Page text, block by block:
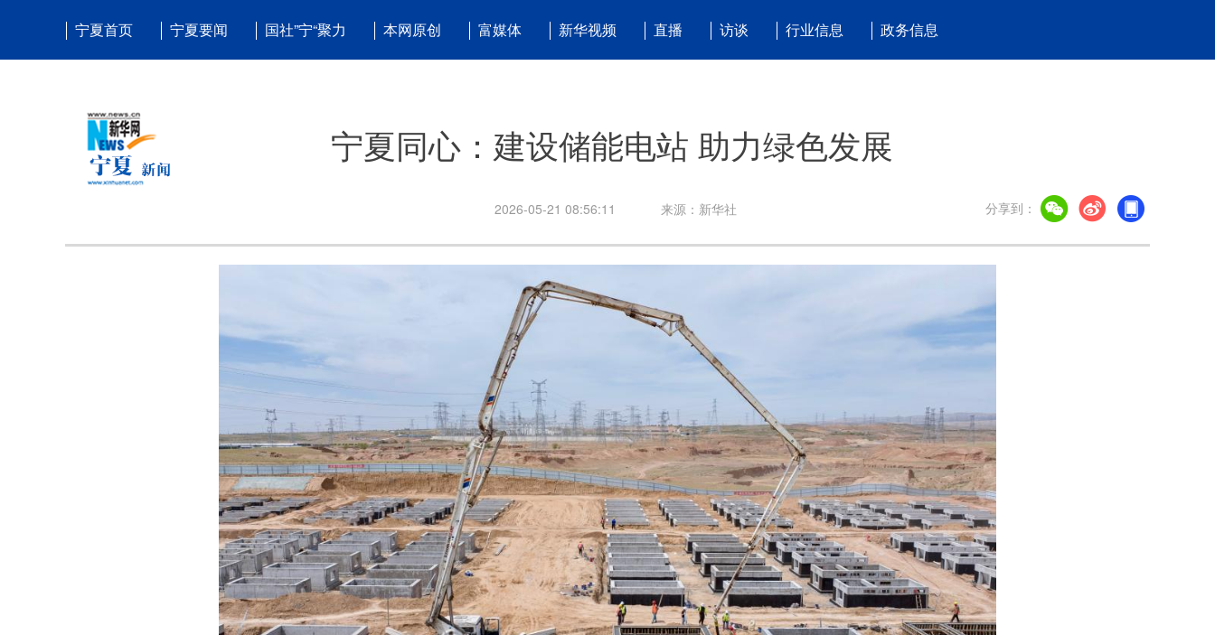
宁夏首页 宁夏要闻 国社”宁“聚力 本网原创 富媒体 新华视频 直播 访谈 行业信息 政务信息
宁夏同心：建设储能电站 助力绿色发展
2026-05-21 08:56:11 来源：新华社 分享到：